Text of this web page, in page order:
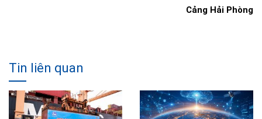
Cảng Hải Phòng
Tin liên quan